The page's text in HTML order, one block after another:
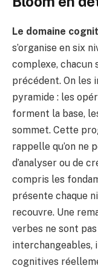
Le domaine
s’organise en six
complexe, chacun
précédent. On les
pyramide : les
forment la base,
sommet. Cette
rappelle qu’on ne
d’analyser ou de
compris les
présente chaque
recouvre. Une
verbes ne sont
interchangeables,
cognitives